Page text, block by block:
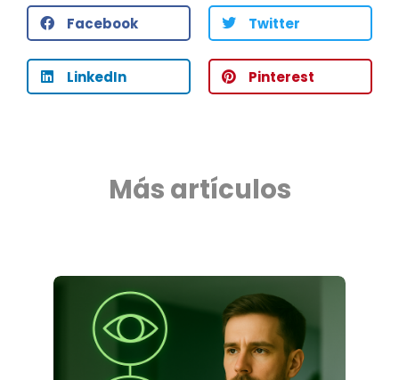
Facebook Twitter
LinkedIn Pinterest
Más artículos